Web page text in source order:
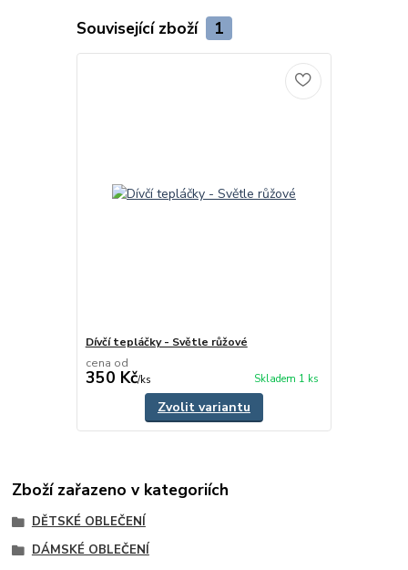
Související zboží 1
Dívčí tepláčky - Světle růžové
cena od
350 Kč/ks Skladem 1 ks
Zvolit variantu
Zboží zařazeno v kategoriích
DĚTSKÉ OBLEČENÍ
DÁMSKÉ OBLEČENÍ